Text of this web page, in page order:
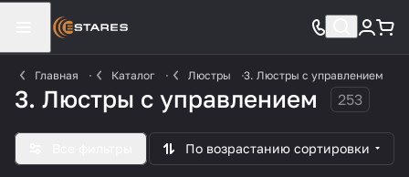
Главная Каталог Люстры 3. Люстры с управлением
3. Люстры с управлением 253
По возрастанию сортировки